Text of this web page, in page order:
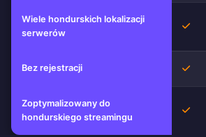
Wiele hondurskich lokalizacji
serwerów
Tak
Bez rejestracji Tak
Zoptymalizowany do
hondurskiego streamingu
Tak